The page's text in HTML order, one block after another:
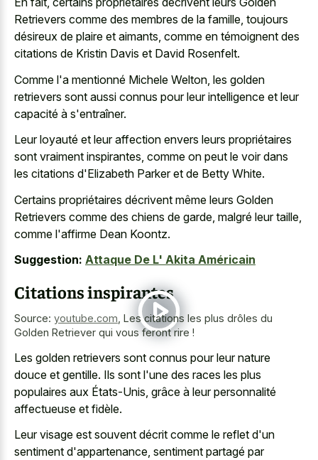
Retrievers comme des membres de la famille, toujours
désireux de plaire et aimants, comme en témoignent des
citations de Kristin Davis et David Rosenfelt.
Comme l'a mentionné Michele Welton, les golden
retrievers sont aussi connus pour leur intelligence et leur
capacité à s'entraîner.
Leur loyauté et leur affection envers leurs propriétaires
sont vraiment inspirantes, comme on peut le voir dans
les citations d'Elizabeth Parker et de Betty White.
Certains propriétaires décrivent même leurs Golden
Retrievers comme des chiens de garde, malgré leur taille,
comme l'affirme Dean Koontz.
Suggestion: Attaque De L' Akita Américain
Citations inspirantes
Source: youtube.com Les citations les plus drôles du
Golden Retriever qui vous feront rire !
Les golden retrievers sont connus pour leur nature
douce et gentille. Ils sont l'une des races les plus
populaires aux États-Unis, grâce à leur personnalité
affectueuse et fidèle.
Leur visage est souvent décrit comme le reflet d'un
sentiment d'appartenance, sentiment partagé par